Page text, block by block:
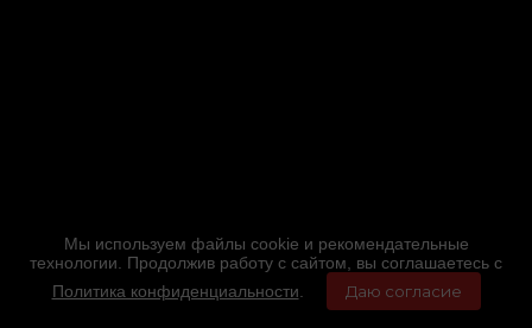
Мы используем файлы cookie и рекомендательные
технологии. Продолжив работу с сайтом, вы соглашаетесь с
Политика конфиденциальности
Даю согласие